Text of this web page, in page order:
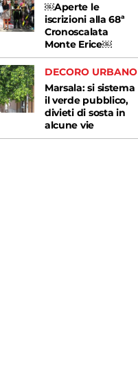
￼Aperte le
iscrizioni alla 68ª
Cronoscalata
Monte Erice￼
DECORO URBANO
Marsala: si sistema
il verde pubblico,
divieti di sosta in
alcune vie